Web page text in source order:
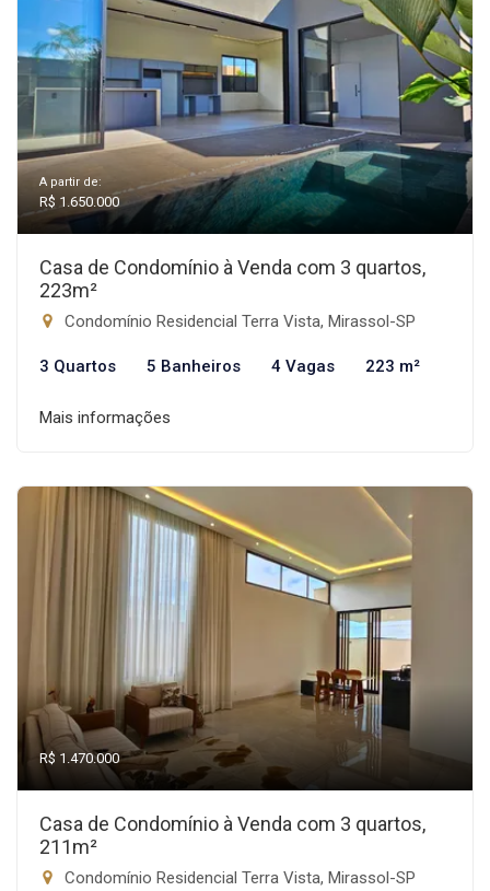
A partir de:
R$ 1.650.000
Casa de Condomínio à Venda com 3 quartos,
223m²
Condomínio Residencial Terra Vista, Mirassol-SP
3 Quartos 5 Banheiros 4 Vagas 223 m²
Mais informações
R$ 1.470.000
Casa de Condomínio à Venda com 3 quartos,
211m²
Condomínio Residencial Terra Vista, Mirassol-SP